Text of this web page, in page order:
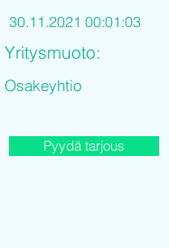
30.11.2021 00:01:03
Yritysmuoto:
Osakeyhtio
Pyydä tarjous